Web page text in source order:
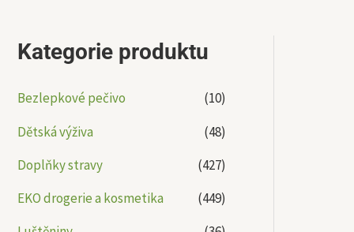
Kategorie produktu
Bezlepkové pečivo
(10)
Dětská výživa
(48)
Doplňky stravy
(427)
EKO drogerie a kosmetika
(449)